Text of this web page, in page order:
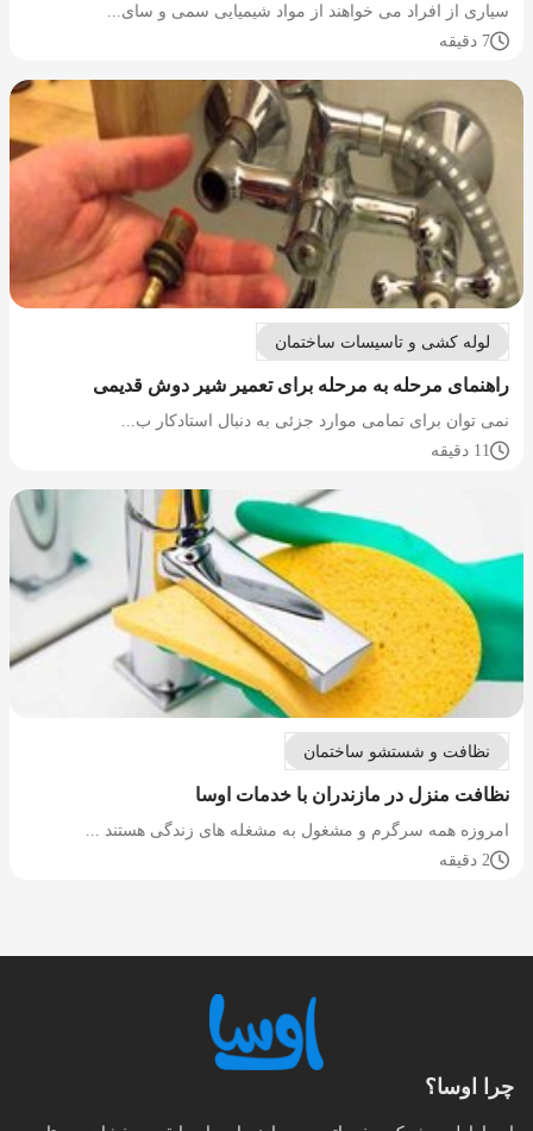
سیاری از افراد می خواهند از مواد شیمیایی سمی و سای...
7 دقیقه
لوله کشی و تاسیسات ساختمان
راهنمای مرحله به مرحله برای تعمیر شیر دوش قدیمی
نمی توان برای تمامی موارد جزئی به دنبال استادکار ب...
11 دقیقه
نظافت و شستشو ساختمان
نظافت منزل در مازندران با خدمات اوسا
امروزه همه سرگرم و مشغول به مشغله های زندگی هستند ...
2 دقیقه
چرا اوسا؟